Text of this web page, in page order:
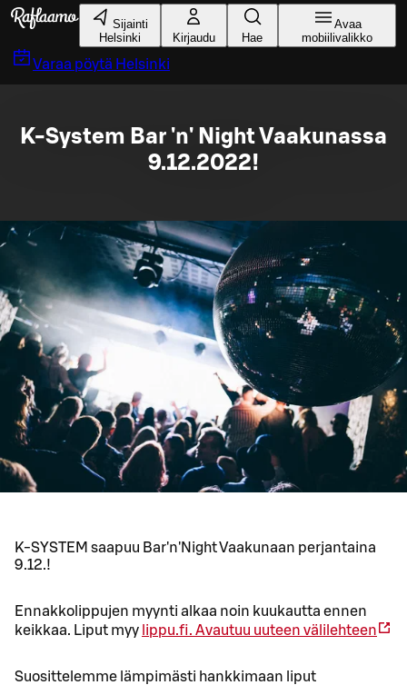
Siirry pääsisältöön
Sijainti
Helsinki
Kirjaudu Hae
Avaa
mobiilivalikko
Varaa pöytä Helsinki
K-System Bar 'n' Night Vaakunassa
9.12.2022!
K-SYSTEM saapuu Bar'n'Night Vaakunaan perjantaina
9.12.!
Ennakkolippujen myynti alkaa noin kuukautta ennen
keikkaa. Liput myy lippu.fi. Avautuu uuteen välilehteen
Suosittelemme lämpimästi hankkimaan liput